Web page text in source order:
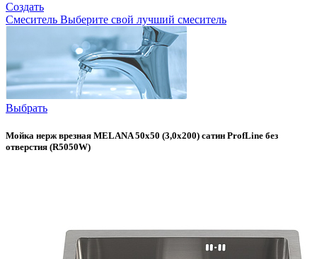
Создать
Смеситель Выберите свой лучший смеситель
Выбрать
Мойка нерж врезная MELANA 50х50 (3,0х200) сатин ProfLine без
отверстия (R5050W)